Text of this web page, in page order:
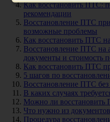
Как восстановить ПТС:
рекомендации
Восстановление ПТС
возможные проблемы
Как восстановить ПТС
Восстановление ПТС на
документы и стоимость
Как восстановить ПТС
5 шагов по
Восстановление ПТС без
В каких случаях
Можно ли восстановить
Что нужно из документов
Процедура